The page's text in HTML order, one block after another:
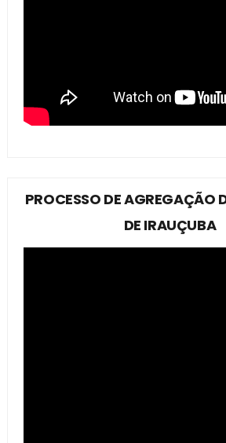
PROCESSO DE AGREGAÇÃO
DE IRAUÇUBA